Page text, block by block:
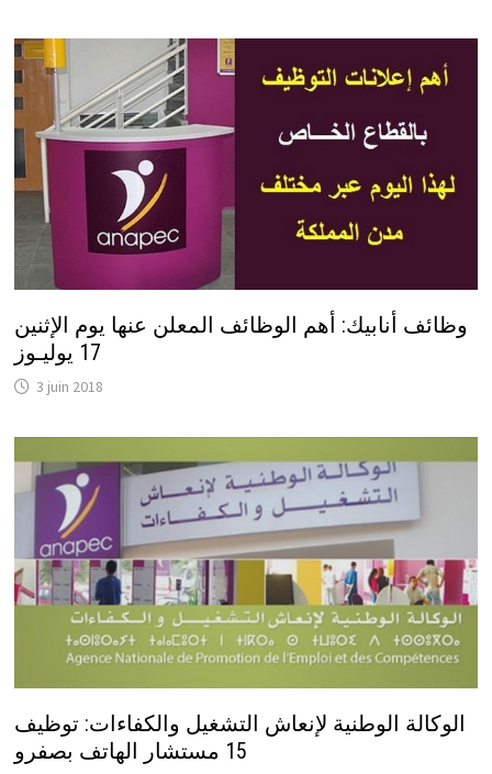
وظائف أنابيك: أهم الوظائف المعلن عنها يوم الإثنين
17 يوليـوز
3 juin 2018
الوكالة الوطنية لإنعاش التشغيل والكفاءات: توظيف
15 مستشار الهاتف بصفرو